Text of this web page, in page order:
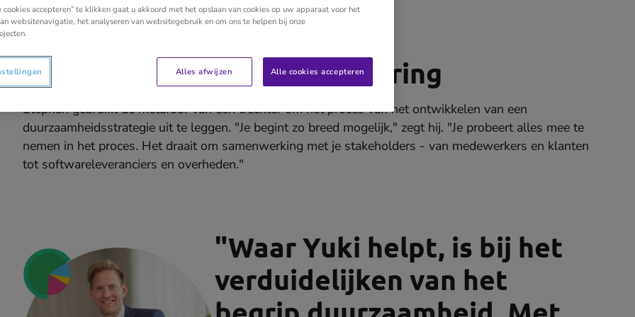
Een brede (trechter)benadering
Stephan gebruikt de metafoor van een trechter om het proces van het ontwikkelen van een
duurzaamheidsstrategie uit te leggen. "Je begint zo breed mogelijk," zegt hij. "Je probeert alles mee te
nemen in het proces. Het draait om samenwerking met je stakeholders - van medewerkers en klanten
tot softwareleveranciers en overheden."
"Waar Yuki helpt, is bij het
verduidelijken van het
cookies accepteren” te klikken gaat u akkoord met het opslaan van cookies op uw apparaat voor het
websitenavigatie, het analyseren van websitegebruik en om ons te helpen bij onze
Alles afwijzen Alle cookies accepteren